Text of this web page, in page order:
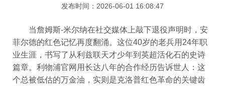
发布时间：2026-06-01 16:08:47
当詹姆斯-米尔纳在社交媒体上敲下退役声明时，安
菲尔德的红色记忆再度翻涌。这位40岁的老兵用24年职
业生涯，书写了从利兹联天才少年到英超活化石的史诗
篇章。利物浦官网用长达八年的合作经历告诉世人：这
个总被低估的万金油，实则是克洛普红色革命的关键齿